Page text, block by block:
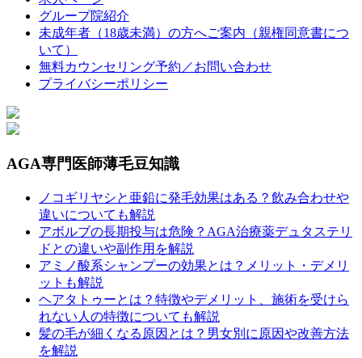
グループ院紹介
未成年者（18歳未満）の方へご案内（親権同意書につ
いて）
無料カウンセリング予約／お問い合わせ
プライバシーポリシー
AGA専門医師薄毛豆知識
ノコギリヤシと亜鉛に発毛効果はある？飲み合わせや
違いについても解説
アボルブの長期投与は危険？AGA治療薬デュタステリ
ドとの違いや副作用を解説
アミノ酸系シャンプーの効果とは？メリット・デメリ
ットも解説
ヘアタトゥーとは？特徴やデメリット、施術を受けら
れない人の特徴についても解説
髪の毛が細くなる原因とは？男女別に原因や改善方法
を解説